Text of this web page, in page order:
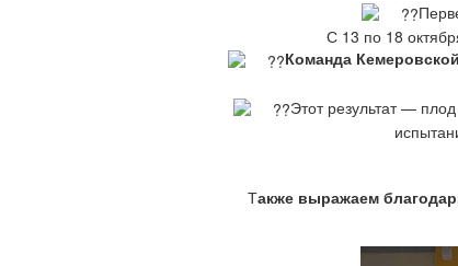
С 13 по 18
Команда
Этот результат —
Также выражаем